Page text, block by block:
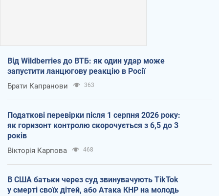
Від Wildberries до ВТБ: як один удар може
запустити ланцюгову реакцію в Росії
Брати Капранови 363
Податкові перевірки після 1 серпня 2026 року:
як горизонт контролю скорочується з 6,5 до 3
років
Вікторія Карпова 468
В США батьки через суд звинувачують TikTok
у смерті своїх дітей, або Атака КНР на молодь